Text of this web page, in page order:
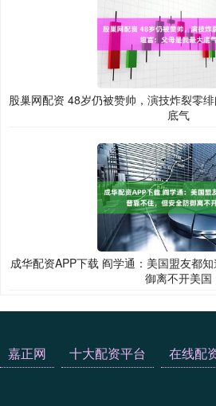
股巢网配资 48岁仍被赞帅，演技炸裂零
底气
成华配资APP下载 阎学通：美国盟友都
御离不开美国
嘉正网 十大配资平台 在线配